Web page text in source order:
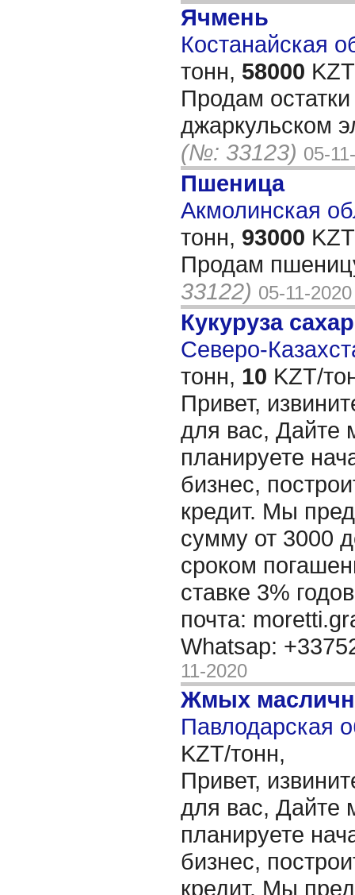
Ячмень
Костанайская
тонн, 58000
Продам
джаркульском
(№: 33123) 05-
Пшеница
Акмолинская
тонн, 93000
Продам
33122) 05-11-2020
Кукуруза
Северо-
тонн, 10 KZT/
Привет,
для вас, Дайте
планируете
бизнес,
кредит. Мы
сумму от 3000
сроком
ставке 3%
почта:
Whatsap:
11-2020
Жмых
Павлодарская
KZT/тонн,
Привет,
для вас, Дайте
планируете
бизнес,
кредит. Мы